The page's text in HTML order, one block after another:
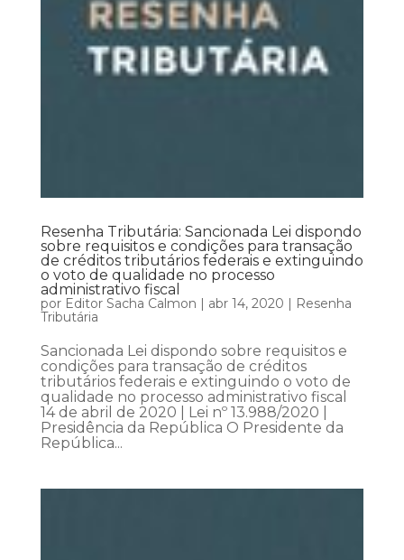
Resenha Tributária: Sancionada Lei dispondo
sobre requisitos e condições para transação
de créditos tributários federais e extinguindo
o voto de qualidade no processo
administrativo fiscal
por Editor Sacha Calmon | abr 14, 2020 | Resenha
Tributária
Sancionada Lei dispondo sobre requisitos e
condições para transação de créditos
tributários federais e extinguindo o voto de
qualidade no processo administrativo fiscal
14 de abril de 2020 | Lei nº 13.988/2020 |
Presidência da República O Presidente da
República...